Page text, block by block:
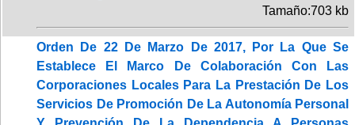
Tamaño:703 kb
Orden De 22 De Marzo De 2017, Por La Que Se
Establece El Marco De Colaboración Con Las
Corporaciones Locales Para La Prestación De Los
Servicios De Promoción De La Autonomía Personal